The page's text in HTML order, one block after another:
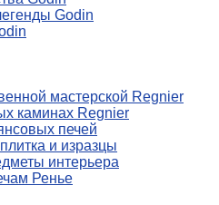
Godin
мастерской Regnier
каминах Regnier
печей
и изразцы
интерьера
Ренье